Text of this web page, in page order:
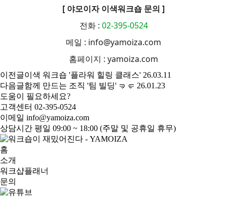
[ 야모이자 이색워크숍 문의 ]
전화 : 02-395-0524
메일 : info@yamoiza.com
홈페이지 : yamoiza.com
이전글이색 워크숍 '플라워 힐링 클래스' 26.03.11
다음글함께 만드는 조직 '팀 빌딩' 🤜🤛 26.01.23
도움이 필요하세요?
고객센터 02-395-0524
이메일 info@yamoiza.com
상담시간 평일 09:00 ~ 18:00 (주말 및 공휴일 휴무)
홈
소개
워크샵플래너
문의